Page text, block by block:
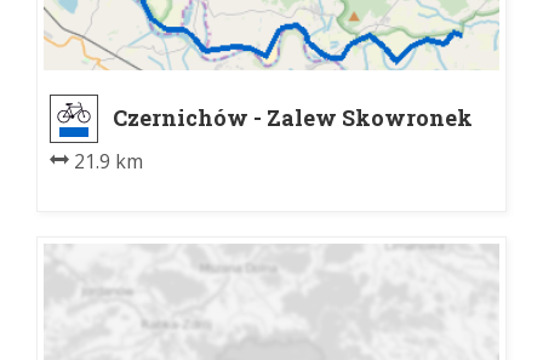
Czernichów - Zalew Skowronek
21.9 km